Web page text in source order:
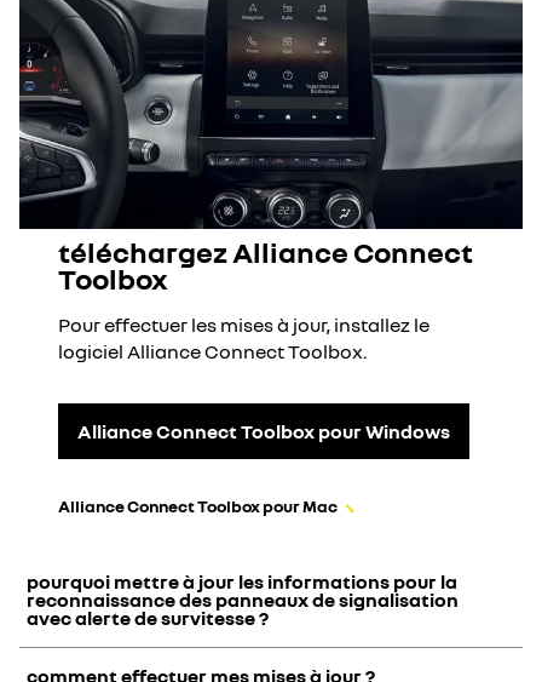
téléchargez Alliance Connect
Toolbox
Pour effectuer les mises à jour, installez le
logiciel Alliance Connect Toolbox.
Alliance Connect Toolbox pour Windows
Alliance Connect Toolbox pour Mac
pourquoi mettre à jour les informations pour la
reconnaissance des panneaux de signalisation
avec alerte de survitesse ?
Afin de respecter plus facilement les limitations de vitesse il
comment effectuer mes mises à jour ?